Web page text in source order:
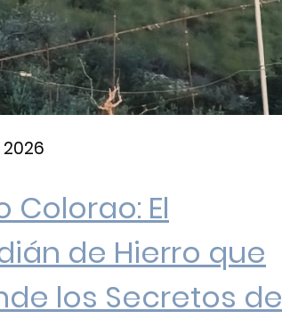
2026
Colorao: El
de Hierro que
los Secretos de